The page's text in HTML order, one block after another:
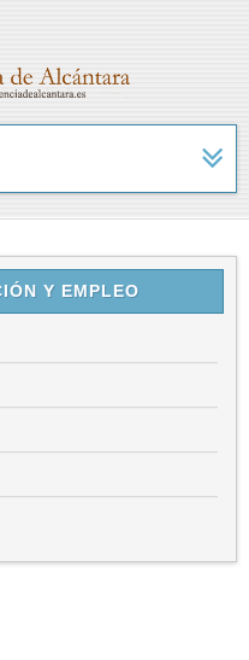
Y EMPLEO